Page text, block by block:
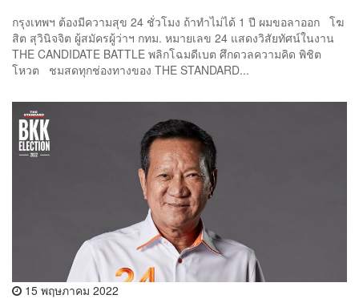
กรุงเทพฯ ต้องมีความสุข 24 ชั่วโมง ถ้าทำไม่ได้ 1 ปี ผมขอลาออก โฆ
สิต สุวินิจจิต ผู้สมัครผู้ว่าฯ กทม. หมายเลข 24 แสดงวิสัยทัศน์ในงาน
THE CANDIDATE BATTLE พลิกโฉมดีเบต ศึกดวลความคิด พิชิต
โหวต ชมสดทุกช่องทางของ THE STANDARD...
15 พฤษภาคม 2022